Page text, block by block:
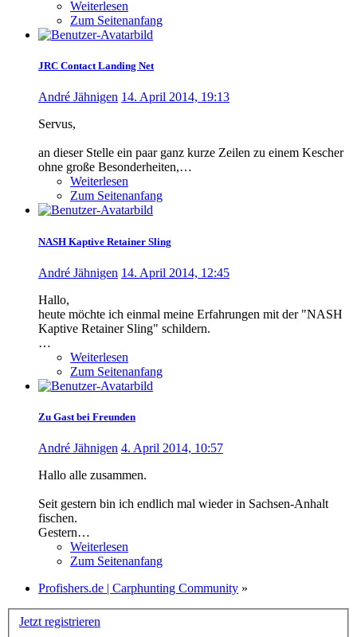
Weiterlesen
Zum Seitenanfang
JRC Contact Landing Net
André Jähnigen 14. April 2014, 19:13
Servus,
an dieser Stelle ein paar ganz kurze Zeilen zu einem Kescher
ohne große Besonderheiten,…
Weiterlesen
Zum Seitenanfang
NASH Kaptive Retainer Sling
André Jähnigen 14. April 2014, 12:45
Hallo,
heute möchte ich einmal meine Erfahrungen mit der "NASH
Kaptive Retainer Sling" schildern.
…
Weiterlesen
Zum Seitenanfang
Zu Gast bei Freunden
André Jähnigen 4. April 2014, 10:57
Hallo alle zusammen.
Seit gestern bin ich endlich mal wieder in Sachsen-Anhalt
fischen.
Gestern…
Weiterlesen
Zum Seitenanfang
Profishers.de | Carphunting Community »
Jetzt registrieren